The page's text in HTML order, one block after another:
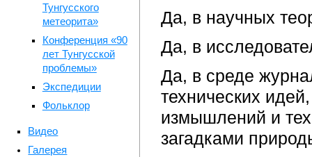
Тунгусского
метеорита»
Конференция «90
лет Тунгусской
проблемы»
Экспедиции
Фольклор
Видео
Галерея
Да, в научных
Да, в
Да, в среде
технических
измышлений и
загадками